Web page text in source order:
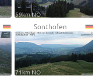
59km NO
Sonthofen
71km NO